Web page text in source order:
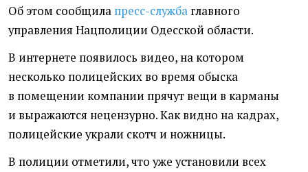
Об этом сообщила пресс-служба главного
управления Нацполиции Одесской области.
В интернете появилось видео, на котором
несколько полицейских во время обыска
в помещении компании прячут вещи в карманы
и выражаются нецензурно. Как видно на кадрах,
полицейские украли скотч и ножницы.
В полиции отметили, что уже установили всех